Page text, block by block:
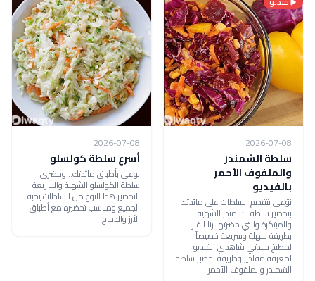
2026-07-08
سلطة الشمندر
والملفوف الأحمر
بالفيديو
نوّعي بتقديم السلطات على مائدتك
بتحضير سلطة الشمندر الشهية
والمبتكرة والتي حضرتها رنا الفار
بطريقة سهلة وسريعة خصيصاً
لمطبخ سيدتي شاهدي الفيديو
لمعرفة مقادير وطريقة تحضير سلطة
الشمندر والملفوف الأحمر
2026-07-08
أسرع سلطة كولسلو
نوعي بأطباق مائدتك.. وحضري
سلطة الكولسلو الشهية والسريعة
التحضير هذا النوع من السلطات يحبه
الجميع ومناسب تحضيره مع أطباق
الأرز والدجاج